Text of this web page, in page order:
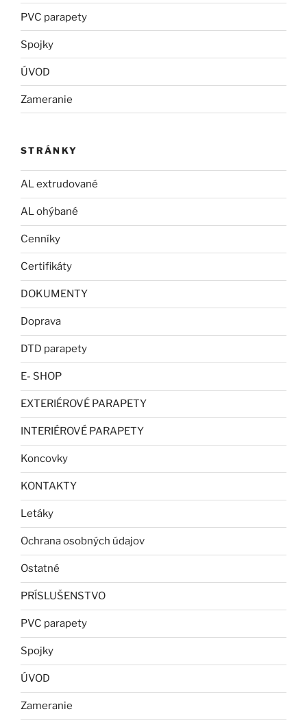
PVC parapety
Spojky
ÚVOD
Zameranie
STRÁNKY
AL extrudované
AL ohýbané
Cenníky
Certifikáty
DOKUMENTY
Doprava
DTD parapety
E- SHOP
EXTERIÉROVÉ PARAPETY
INTERIÉROVÉ PARAPETY
Koncovky
KONTAKTY
Letáky
Ochrana osobných údajov
Ostatné
PRÍSLUŠENSTVO
PVC parapety
Spojky
ÚVOD
Zameranie